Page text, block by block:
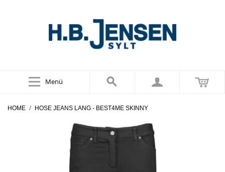
Menü
HOME / HOSE JEANS LANG - BEST4ME SKINNY